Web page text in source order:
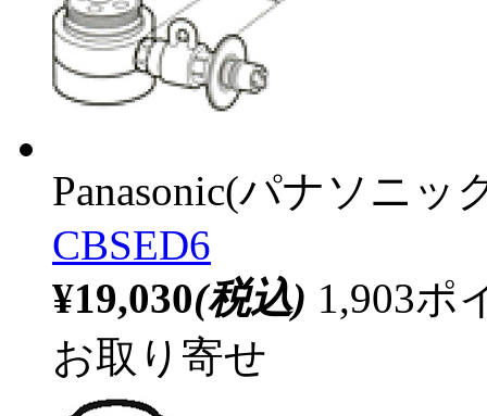
Panasonic(パナソニッ
CBSED6
¥19,030(税込) 1,903ポ
お取り寄せ